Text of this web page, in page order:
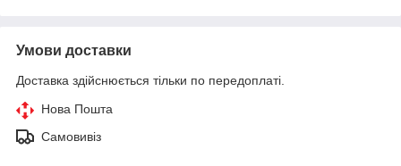
Умови доставки
Доставка здійснюється тільки по передоплаті.
Нова Пошта
Самовивіз